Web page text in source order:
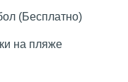
(Бесплатно)
на пляже